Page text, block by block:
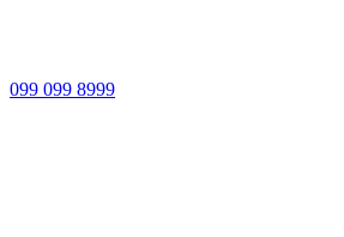
099 099 8999